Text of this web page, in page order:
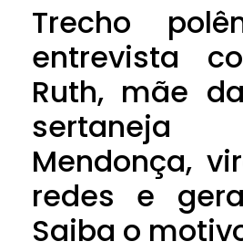
Trecho
entrevista
Ruth, mãe
sertaneja
Mendonça,
redes e
Saiba o